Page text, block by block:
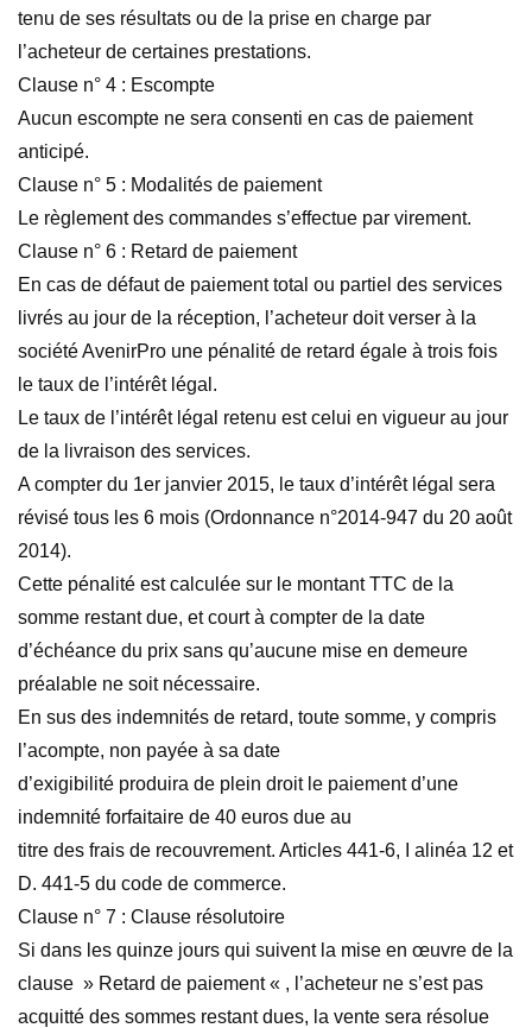
tenu de ses résultats ou de la prise en charge par
l’acheteur de certaines prestations.
Clause n° 4 : Escompte
Aucun escompte ne sera consenti en cas de paiement
anticipé.
Clause n° 5 : Modalités de paiement
Le règlement des commandes s’effectue par virement.
Clause n° 6 : Retard de paiement
En cas de défaut de paiement total ou partiel des services
livrés au jour de la réception, l’acheteur doit verser à la
société AvenirPro une pénalité de retard égale à trois fois
le taux de l’intérêt légal.
Le taux de l’intérêt légal retenu est celui en vigueur au jour
de la livraison des services.
A compter du 1er janvier 2015, le taux d’intérêt légal sera
révisé tous les 6 mois (Ordonnance n°2014-947 du 20 août
2014).
Cette pénalité est calculée sur le montant TTC de la
somme restant due, et court à compter de la date
d’échéance du prix sans qu’aucune mise en demeure
préalable ne soit nécessaire.
En sus des indemnités de retard, toute somme, y compris
l’acompte, non payée à sa date
d’exigibilité produira de plein droit le paiement d’une
indemnité forfaitaire de 40 euros due au
titre des frais de recouvrement. Articles 441-6, I alinéa 12 et
D. 441-5 du code de commerce.
Clause n° 7 : Clause résolutoire
Si dans les quinze jours qui suivent la mise en œuvre de la
clause » Retard de paiement « , l’acheteur ne s’est pas
acquitté des sommes restant dues, la vente sera résolue